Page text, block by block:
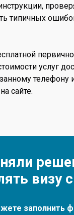
типичных
услуг
телефону
сайте.
визу
заполнить